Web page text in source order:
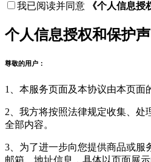
我已阅读并同意 《个人信息授
个人信息授权和保护
尊敬的用户：
1、本服务页面及本协议由本页面
2、我方将按照法律规定收集、
全部内容。
3、为了进一步向您提供商品或服